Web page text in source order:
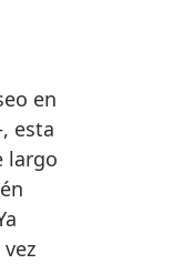
en
esta
largo